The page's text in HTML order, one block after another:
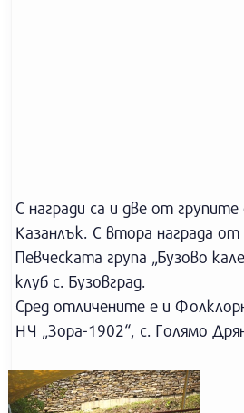
С награди са и две от
Казанлък. С втора награда от
Певческата група „Бузово
клуб с. Бузовград.
Сред отличените е и
НЧ „Зора-1902“, с. Голямо